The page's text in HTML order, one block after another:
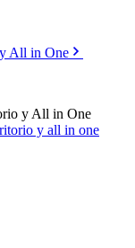
All in One
y All in One
y all in one